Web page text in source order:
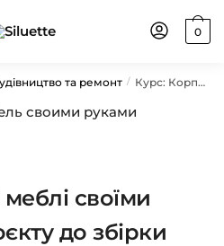
0
та ремонт / Курс: Корпусні меблі своїми руками від проєкту до збірки
своїми
до збірки